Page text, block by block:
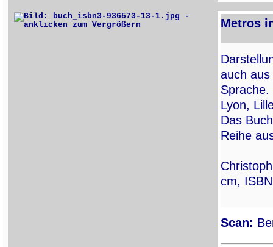
Metros
auch
Lyon,
Das
Reihe
cm,
Scan: